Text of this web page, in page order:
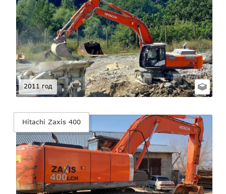
2011 год
Hitachi Zaxis 400